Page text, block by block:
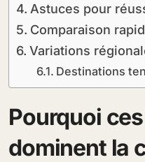
Astuces pour
Comparaison
Variations
Destinations
Pourquoi
dominent la